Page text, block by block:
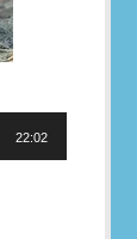
22:02